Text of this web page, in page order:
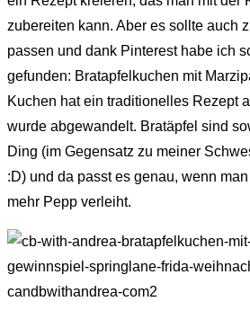
zubereiten kann. Aber es sollte auch
passen und dank Pinterest habe ich
gefunden: Bratapfelkuchen mit
Kuchen hat ein traditionelles Rezept
wurde abgewandelt. Bratäpfel sind
Ding (im Gegensatz zu meiner
:D) und da passt es genau, wenn
mehr Pepp verleiht.